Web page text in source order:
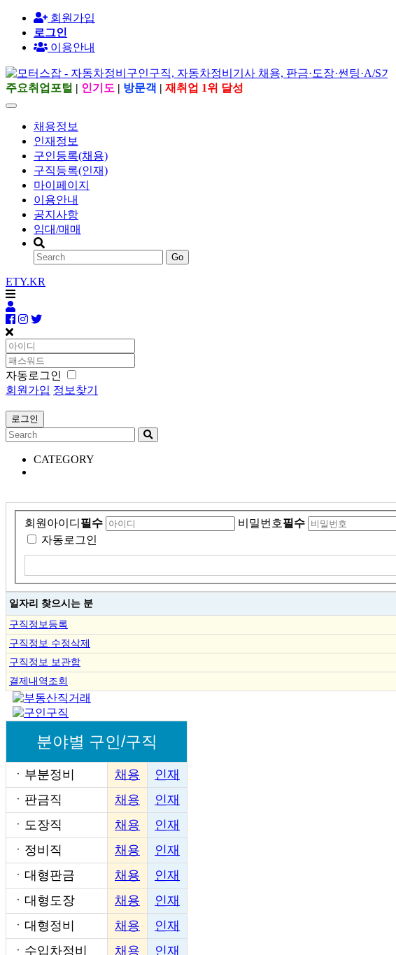
회원가입
로그인
이용안내
주요취업포털 | 인기도 | 방문객 | 재취업 1위 달성
채용정보
인재정보
구인등록(채용)
구직등록(인재)
마이페이지
이용안내
공지사항
임대/매매
Go
ETY.KR
자동로그인
회원가입 정보찾기
CATEGORY
회원아이디 필수 비밀번호필수
자동로그인
일자리 찾으시는 분
구직정보등록
구직정보 수정삭제
구직정보 보관함
결제내역조회
분야별 구인/구직
ㆍ 부분정비 채용
인재
ㆍ 판금직 채용
인재
ㆍ 도장직 채용
인재
ㆍ 정비직 채용
인재
ㆍ 대형판금 채용
인재
ㆍ 대형도장 채용
인재
ㆍ 대형정비 채용
인재
ㆍ 수입차정비 채용
인재